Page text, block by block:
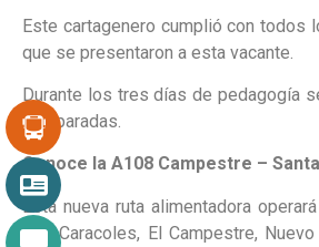
Este cartagenero cumplió con
que se presentaron a esta vacante.
Durante los tres días de pedagogía
sus paradas.
Conoce la A108 Campestre –
Esta nueva ruta alimentadora
Los Caracoles, El Campestre,